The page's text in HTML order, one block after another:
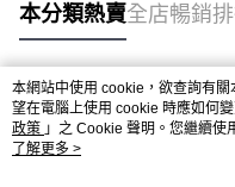
本分類熱賣全店暢銷
熱門標籤
熱銷排行
本網站中使用 cookie，欲查詢有
望在電腦上使用 cookie 時應如何
政策 」之 Cookie 聲明。您繼續使
條款之 Cookie 聲明使用 cookie。
了解更多 >